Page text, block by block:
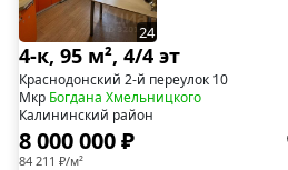
24
4-к, 95 м², 4/4 эт
Краснодонский 2-й переулок 10
Мкр Богдана Хмельницкого
Калининский район
8 000 000 ₽
84 211 ₽/м²